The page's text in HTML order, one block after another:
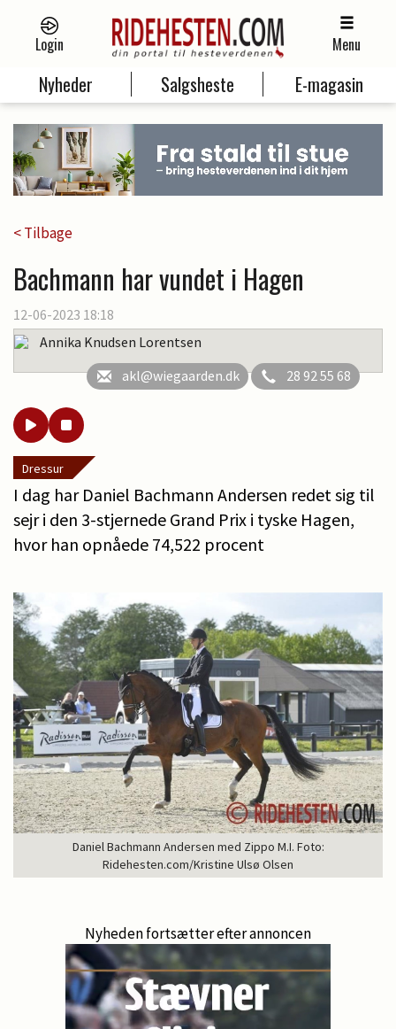
Login Menu
Nyheder Salgsheste E-magasin
< Tilbage
Bachmann har vundet i Hagen
12-06-2023 18:18
Annika Knudsen Lorentsen
akl@wiegaarden.dk
28 92 55 68
Dressur
I dag har Daniel Bachmann Andersen redet sig til
sejr i den 3-stjernede Grand Prix i tyske Hagen,
hvor han opnåede 74,522 procent
Daniel Bachmann Andersen med Zippo M.I. Foto:
Ridehesten.com/Kristine Ulsø Olsen
Nyheden fortsætter efter annoncen